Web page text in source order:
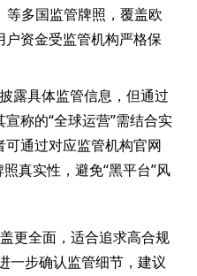
等多国监管牌照，覆盖欧
资金受监管机构严格保
露具体监管信息，但通过
称的“全球运营”需结合实
通过对应监管机构官网
照真实性，避免“黑平台”风
更全面，适合追求高合规
一步确认监管细节，建议